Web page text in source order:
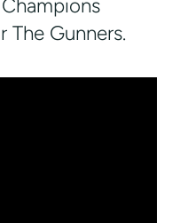
The Gunners.